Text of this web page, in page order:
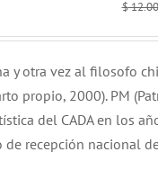
$
y otra vez al filosofo
propio, 2000). PM
del CADA en los
recepción nacional